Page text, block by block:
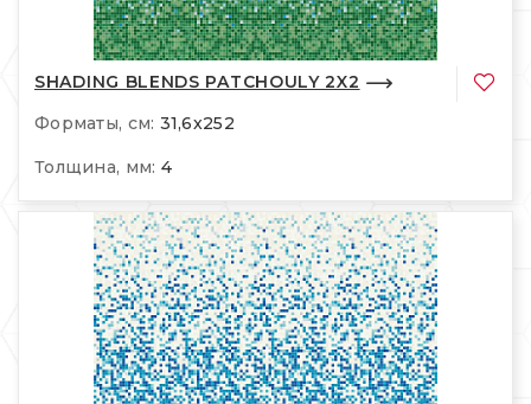
SHADING BLENDS PATCHOULY 2X2
Форматы, см: 31,6x252
Толщина, мм: 4